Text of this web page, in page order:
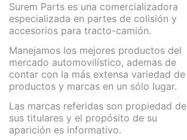
Surem Parts es una comercializadora
especializada en partes de colisión y
accesorios para tracto-camión.
Manejamos los mejores productos del
mercado automovilístico, ademas de
contar con la más extensa variedad de
productos y marcas en un sólo lugar.
Las marcas referidas son propiedad de
sus titulares y el propósito de su
aparición es informativo.